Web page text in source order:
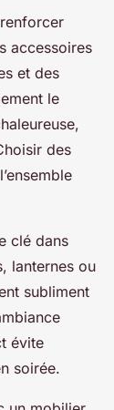
accessoires
et des
le
des
clé dans
lanternes ou
subliment
évite
soirée.